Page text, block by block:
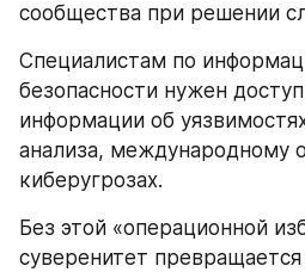
сообщества при решении
Специалистам по
безопасности нужен
информации об
анализа, международному
киберугрозах.
Без этой «операционной
суверенитет